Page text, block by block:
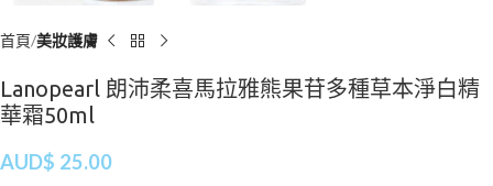
首頁 美妝護膚
Lanopearl 朗沛柔喜馬拉雅熊果苷多種草本淨白精
華霜50ml
AUD$ 25.00